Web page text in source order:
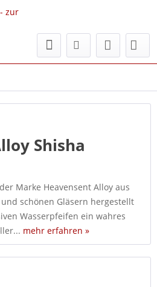
Shisha
Marke Heavensent Alloy aus
schönen Gläsern hergestellt
Wasserpfeifen ein wahres
mehr erfahren »